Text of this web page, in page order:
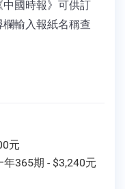
國時報》可供訂
輸入報紙名稱查
元
年365期 - $3,240元